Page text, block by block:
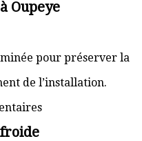
Oupeye
pour préserver la
de l’installation.